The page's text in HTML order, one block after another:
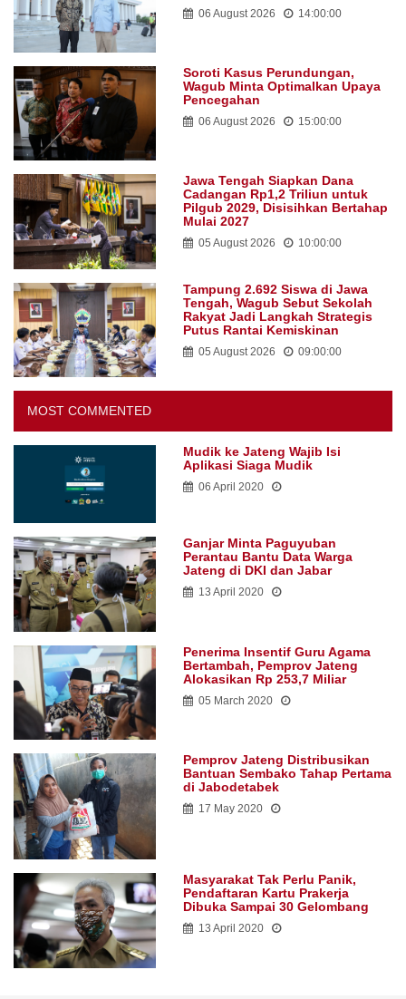
06 August 2026 14:00:00
Soroti Kasus Perundungan,
Wagub Minta Optimalkan Upaya
Pencegahan
06 August 2026 15:00:00
Jawa Tengah Siapkan Dana
Cadangan Rp1,2 Triliun untuk
Pilgub 2029, Disisihkan Bertahap
Mulai 2027
05 August 2026 10:00:00
Tampung 2.692 Siswa di Jawa
Tengah, Wagub Sebut Sekolah
Rakyat Jadi Langkah Strategis
Putus Rantai Kemiskinan
05 August 2026 09:00:00
MOST COMMENTED
Mudik ke Jateng Wajib Isi
Aplikasi Siaga Mudik
06 April 2020
Ganjar Minta Paguyuban
Perantau Bantu Data Warga
Jateng di DKI dan Jabar
13 April 2020
Penerima Insentif Guru Agama
Bertambah, Pemprov Jateng
Alokasikan Rp 253,7 Miliar
05 March 2020
Pemprov Jateng Distribusikan
Bantuan Sembako Tahap Pertama
di Jabodetabek
17 May 2020
Masyarakat Tak Perlu Panik,
Pendaftaran Kartu Prakerja
Dibuka Sampai 30 Gelombang
13 April 2020